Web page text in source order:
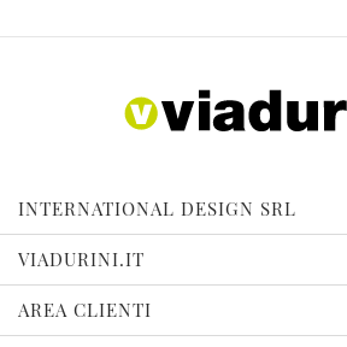
INTERNATIONAL DESIGN SRL
VIADURINI.IT
AREA CLIENTI